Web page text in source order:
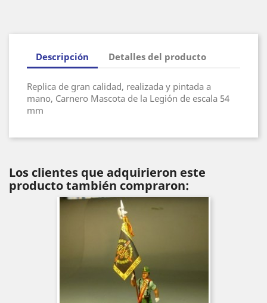
Descripción Detalles del producto
Replica de gran calidad, realizada y pintada a
mano, Carnero Mascota de la Legión de escala 54
mm
Los clientes que adquirieron este
producto también compraron: